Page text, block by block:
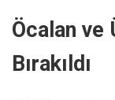
Öcalan ve
Bırakıldı